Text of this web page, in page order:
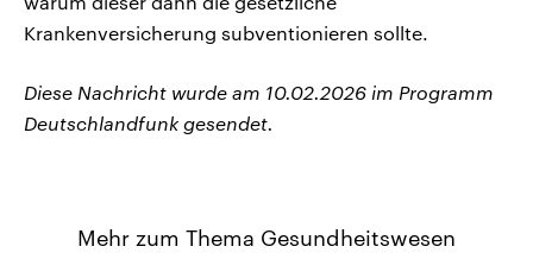
Krankenversicherung subventionieren sollte.
Diese Nachricht wurde am 10.02.2026 im Programm
Deutschlandfunk gesendet.
Mehr zum Thema Gesundheitswesen